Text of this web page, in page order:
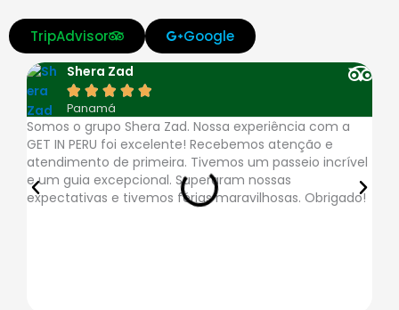
v
i
s
a
m
a
s
t
e
r
d
i
e
r
s
m
x
p
l
e
-
TripAdvisor Google
Shera Zad
    
Panamá
Somos o grupo Shera Zad. Nossa experiência com a
GET IN PERU foi excelente! Recebemos atenção e
atendimento de primeira. Tivemos um passeio incrível
e um guia excepcional. Superaram nossas
expectativas e tivemos férias maravilhosas. Obrigado!